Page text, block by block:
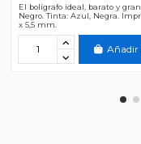
El bolígrafo ideal, barato y gran
Negro. Tinta: Azul, Negra.
x 5,5 mm.
Añadir